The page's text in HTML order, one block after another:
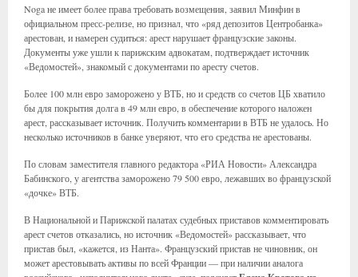
Noga не имеет более права требовать возмещения, заявил Минфин в
официальном пресс-релизе, но признал, что «ряд депозитов Центробанка»
арестован, и намерен судиться: арест нарушает французские законы.
Документы уже ушли к парижским адвокатам, подтверждает источник
«Ведомостей», знакомый с документами по аресту счетов.
Более 100 млн евро заморожено у ВТБ, но и средств со счетов ЦБ хватило
бы для покрытия долга в 49 млн евро, в обеспечение которого наложен
арест, рассказывает источник. Получить комментарии в ВТБ не удалось. Но
несколько источников в банке уверяют, что его средства не арестованы.
По словам заместителя главного редактора «РИА Новости» Александра
Бабинского, у агентства заморожено 79 500 евро, лежавших во французской
«дочке» ВТБ.
В Национальной и Парижской палатах судебных приставов комментировать
арест счетов отказались, но источник «Ведомостей» рассказывает, что
пристав был, «кажется, из Нанта». Французский пристав не чиновник, он
может арестовывать активы по всей Франции — при наличии аналога